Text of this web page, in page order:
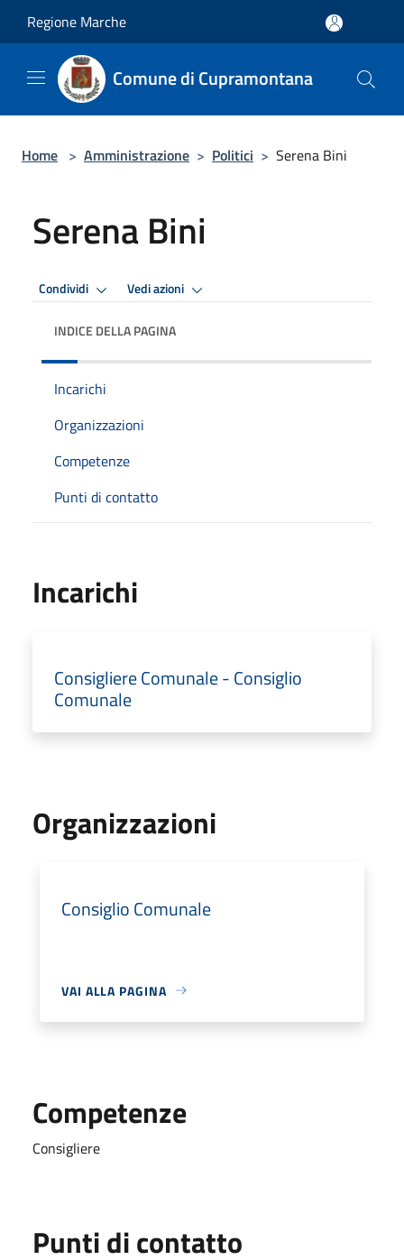
Regione Marche
Comune di Cupramontana
Home > Amministrazione > Politici > Serena Bini
Serena Bini
Condividi Vedi azioni
INDICE DELLA PAGINA
Incarichi
Organizzazioni
Competenze
Punti di contatto
Incarichi
Consigliere Comunale - Consiglio
Comunale
Organizzazioni
Consiglio Comunale
VAI ALLA PAGINA
Competenze
Consigliere
Punti di contatto